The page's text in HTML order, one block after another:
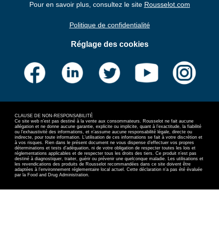
Pour en savoir plus, consultez le site Rousselot.com
Politique de confidentialité
Réglage des cookies
CLAUSE DE NON-RESPONSABILITÉ
Ce site web n’est pas destiné à la vente aux consommateurs. Rousselot ne fait aucune
allégation et ne donne aucune garantie, explicite ou implicite, quant à l’exactitude, la fiabilité
ou l’exhaustivité des informations, et n’assume aucune responsabilité légale, directe ou
indirecte, pour toute information. L’utilisation de ces informations se fait à votre discrétion et
à vos risques. Rien dans le présent document ne vous dispense d’effectuer vos propres
déterminations et tests d’adéquation, ni de votre obligation de respecter toutes les lois et
réglementations applicables et de respecter tous les droits des tiers. Ce produit n’est pas
destiné à diagnostiquer, traiter, guérir ou prévenir une quelconque maladie. Les utilisations et
les revendications des produits de Rousselot recommandées dans ce site doivent être
adaptées à l’environnement réglementaire local actuel. Cette déclaration n’a pas été évaluée
par la Food and Drug Administration.